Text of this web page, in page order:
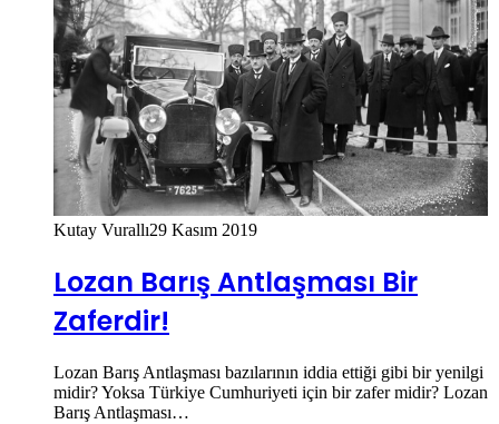
Kutay Vurallı29 Kasım 2019
Lozan Barış Antlaşması Bir
Zaferdir!
Lozan Barış Antlaşması bazılarının iddia ettiği gibi bir yenilgi
midir? Yoksa Türkiye Cumhuriyeti için bir zafer midir? Lozan
Barış Antlaşması…